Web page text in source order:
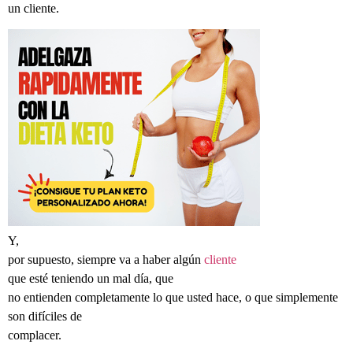
un cliente.
Y,
por supuesto, siempre va a haber algún cliente
que esté teniendo un mal día, que
no entienden completamente lo que usted hace, o que simplemente
son difíciles de
complacer.